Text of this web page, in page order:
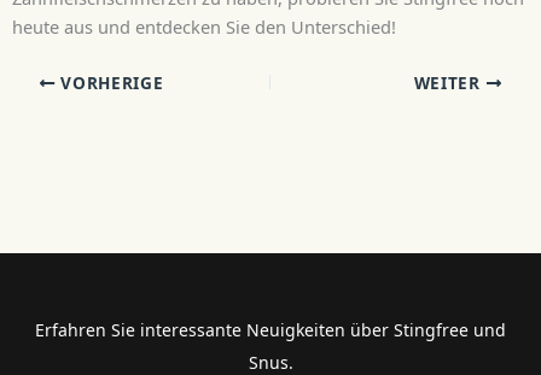
heute aus und entdecken Sie den Unterschied!
VORHERIGE WEITER
Erfahren Sie interessante Neuigkeiten über Stingfree und
Snus.